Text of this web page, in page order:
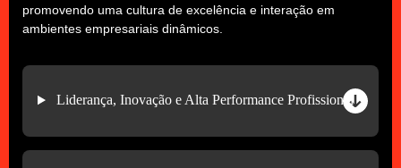
promovendo uma cultura de excelência e interação em
ambientes empresariais dinâmicos.
Liderança, Inovação e Alta Performance Profissional